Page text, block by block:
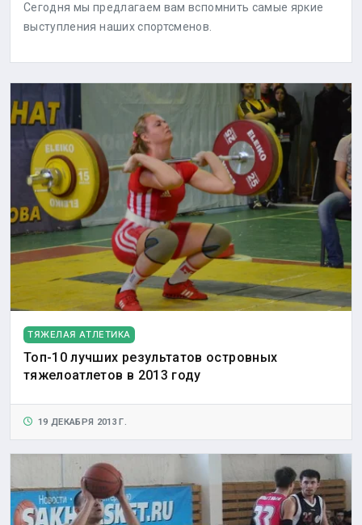
Сегодня мы предлагаем вам вспомнить самые яркие
выступления наших спортсменов.
ТЯЖЕЛАЯ АТЛЕТИКА
Топ-10 лучших результатов островных
тяжелоатлетов в 2013 году
19 ДЕКАБРЯ 2013 Г.